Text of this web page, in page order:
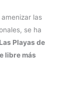
las
se ha
Playas de
libre más